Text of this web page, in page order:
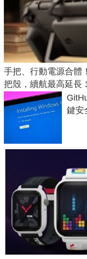
手把、行動電源合體
把殼，續航最高延長
鍵安